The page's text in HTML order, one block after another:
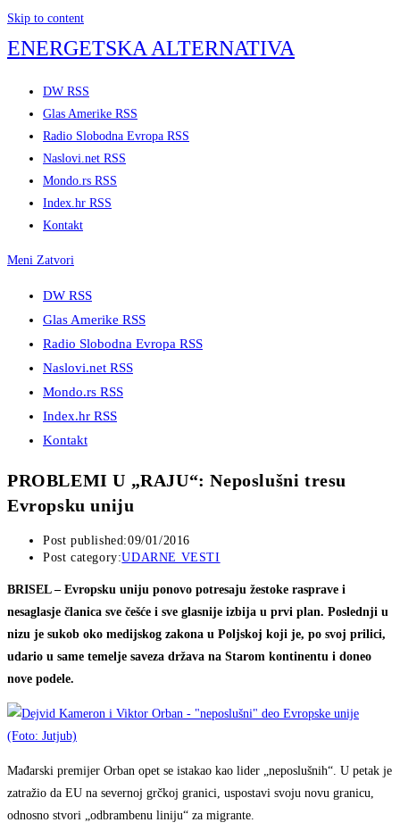
Skip to content
ENERGETSKA ALTERNATIVA
DW RSS
Glas Amerike RSS
Radio Slobodna Evropa RSS
Naslovi.net RSS
Mondo.rs RSS
Index.hr RSS
Kontakt
Meni Zatvori
DW RSS
Glas Amerike RSS
Radio Slobodna Evropa RSS
Naslovi.net RSS
Mondo.rs RSS
Index.hr RSS
Kontakt
PROBLEMI U „RAJU“: Neposlušni tresu
Evropsku uniju
Post published:09/01/2016
Post category:UDARNE VESTI
BRISEL – Evropsku uniju ponovo potresaju žestoke rasprave i
nesaglasje članica sve češće i sve glasnije izbija u prvi plan. Poslednji u
nizu je sukob oko medijskog zakona u Poljskoj koji je, po svoj prilici,
udario u same temelje saveza država na Starom kontinentu i doneo
nove podele.
Mađarski premijer Orban opet se istakao kao lider „neposlušnih“. U petak je
zatražio da EU na severnoj grčkoj granici, uspostavi svoju novu granicu,
odnosno stvori „odbrambenu liniju“ za migrante.